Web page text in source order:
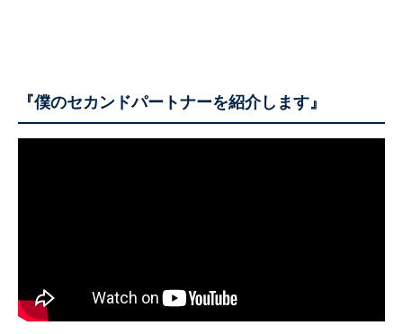
『僕のセカンドパートナーを紹介します』